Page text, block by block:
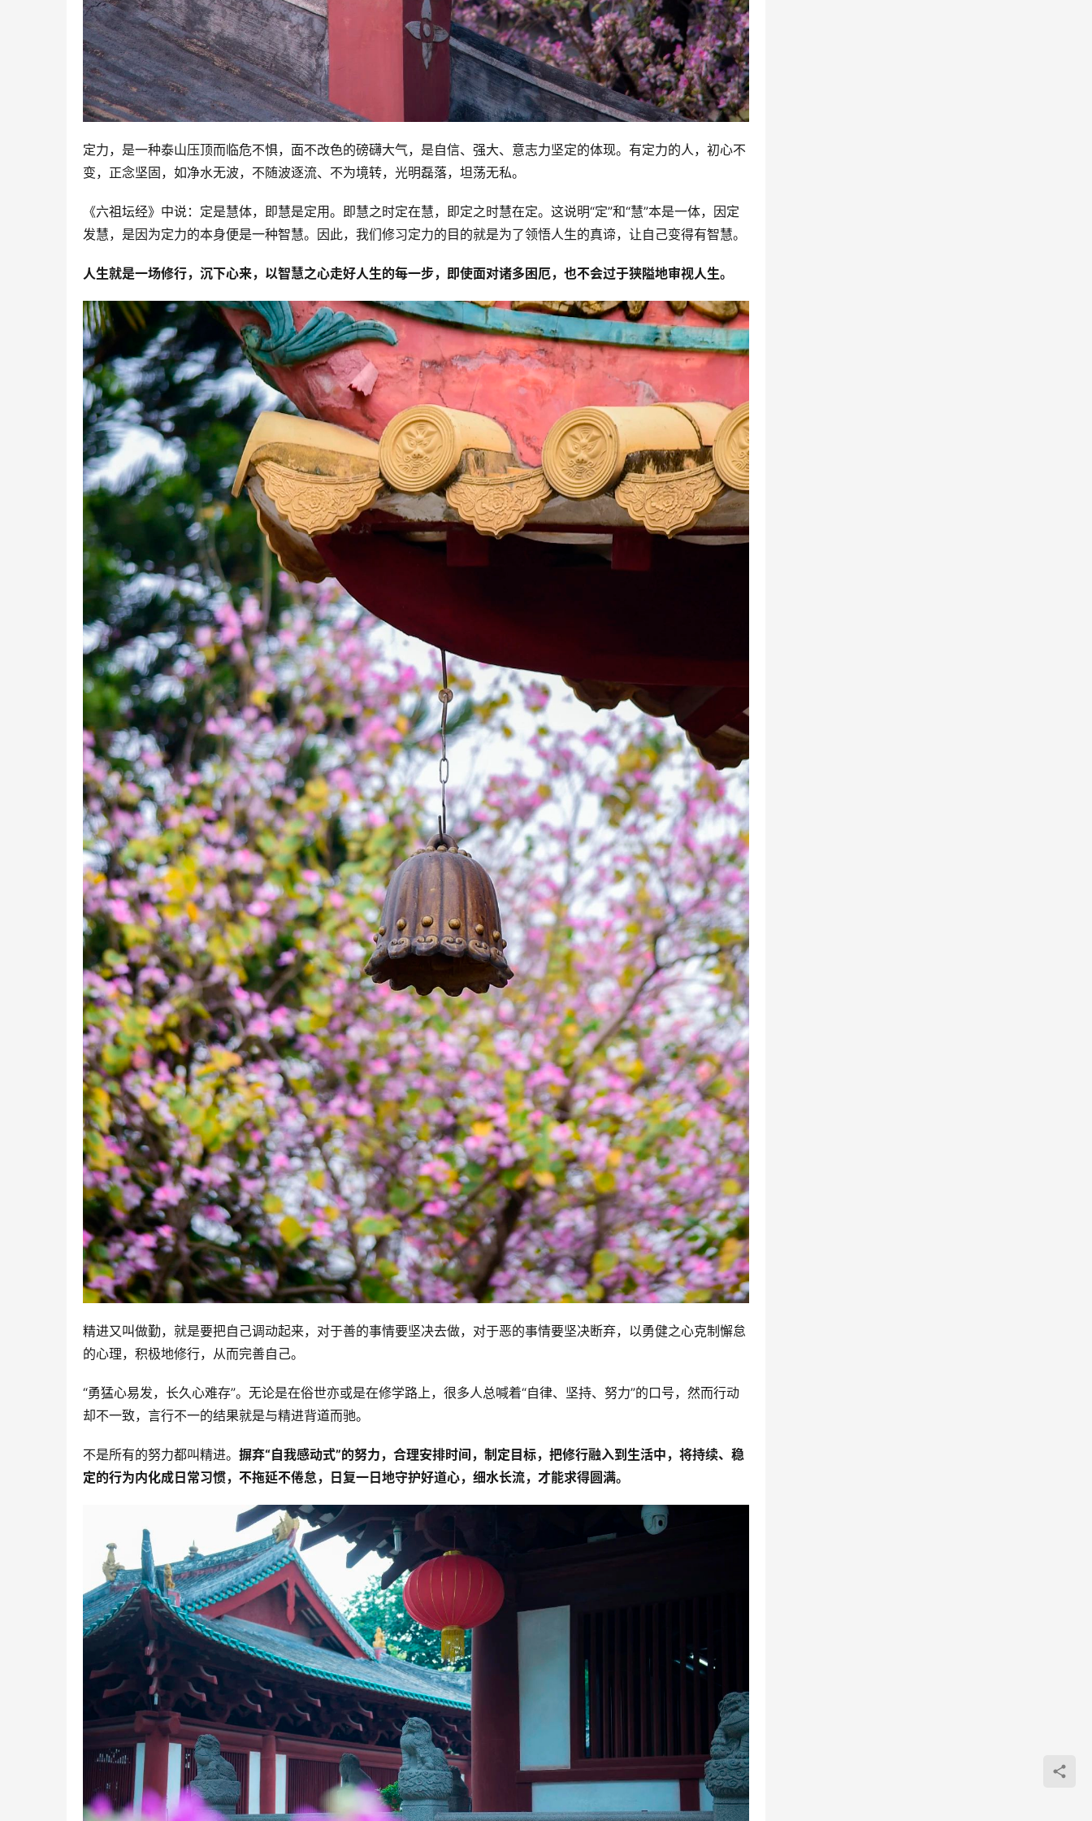
定力，是一种泰山压顶而临危不惧，面不改色的磅礴大气，是自信、强大、意志力坚定的体现。有定力的人，初心不
变，正念坚固，如净水无波，不随波逐流、不为境转，光明磊落，坦荡无私。
《六祖坛经》中说：定是慧体，即慧是定用。即慧之时定在慧，即定之时慧在定。这说明“定”和“慧”本是一体，因定
发慧，是因为定力的本身便是一种智慧。因此，我们修习定力的目的就是为了领悟人生的真谛，让自己变得有智慧。
人生就是一场修行，沉下心来，以智慧之心走好人生的每一步，即使面对诸多困厄，也不会过于狭隘地审视人生。
精进又叫做勤，就是要把自己调动起来，对于善的事情要坚决去做，对于恶的事情要坚决断弃，以勇健之心克制懈怠
的心理，积极地修行，从而完善自己。
“勇猛心易发，长久心难存”。无论是在俗世亦或是在修学路上，很多人总喊着“自律、坚持、努力”的口号，然而行动
却不一致，言行不一的结果就是与精进背道而驰。
不是所有的努力都叫精进。 摒弃“自我感动式”的努力，合理安排时间，制定目标，把修行融入到生活中，将持续、稳
定的行为内化成日常习惯，不拖延不倦怠，日复一日地守护好道心，细水长流，才能求得圆满。